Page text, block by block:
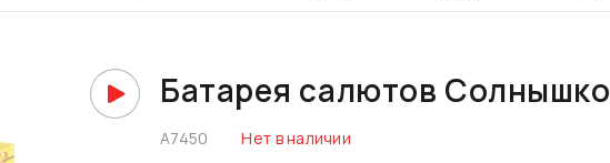
Батарея салютов Солнышко
А7450 Нет в наличии